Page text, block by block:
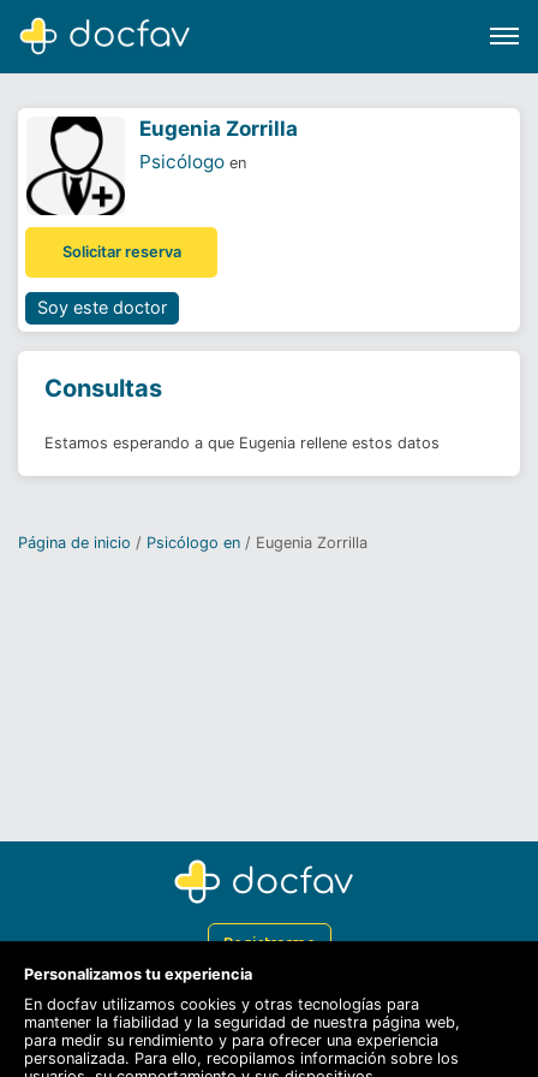
Software para clínicas
¿Eres un doctor?
Eugenia Zorrilla
Psicólogo en
Solicitar reserva
Soy este doctor
Consultas
Estamos esperando a que Eugenia rellene estos datos
Página de inicio Psicólogo en Eugenia Zorrilla
Registrarme
Docfav
Recursos
Personalizamos tu experiencia
En docfav utilizamos cookies y otras tecnologías para
mantener la fiabilidad y la seguridad de nuestra página web,
para medir su rendimiento y para ofrecer una experiencia
personalizada. Para ello, recopilamos información sobre los